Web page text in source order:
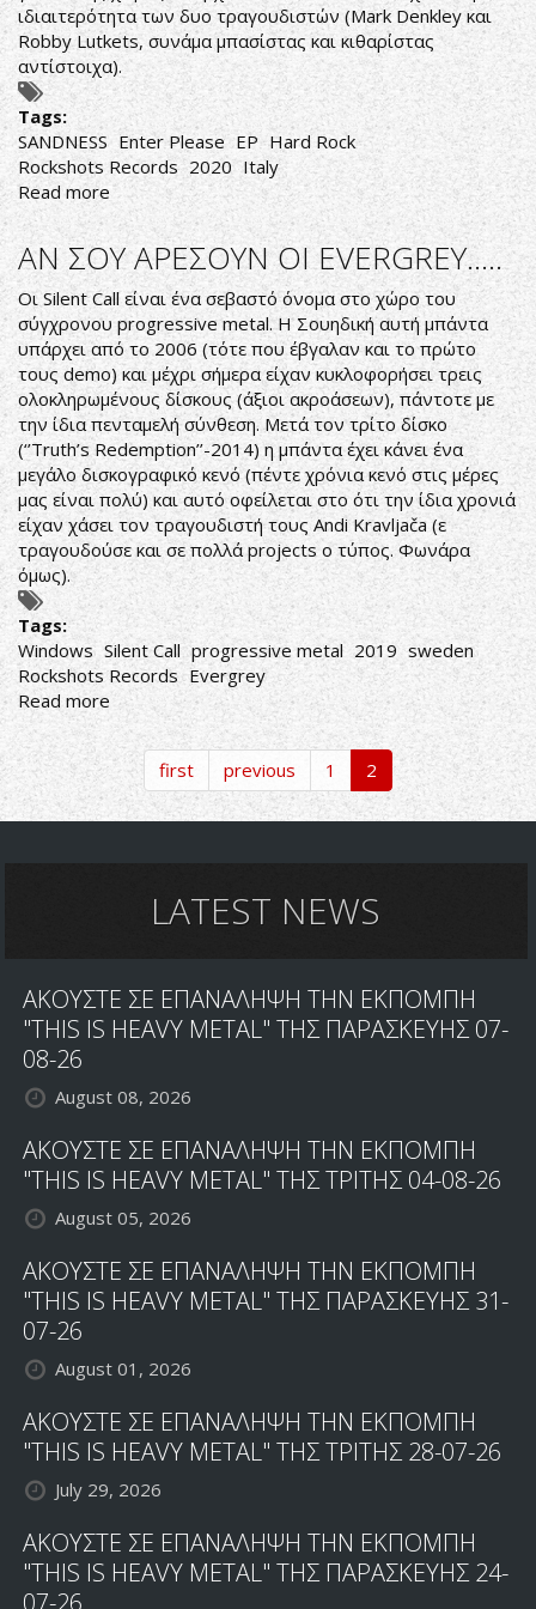
ιδιαιτερότητα των δυο τραγουδιστών (Mark Denkley και
Robby Lutkets, συνάμα μπασίστας και κιθαρίστας
αντίστοιχα).
Tags:
SANDNESS Enter Please EP Hard Rock
Rockshots Records 2020 Italy
Read more about
SANDNESS
–
Enter
Please
ΑΝ ΣΟΥ ΑΡΕΣΟΥΝ ΟΙ EVERGREY.....
Οι Silent Call είναι ένα σεβαστό όνομα στο χώρο του
σύγχρονου progressive metal. Η Σουηδική αυτή μπάντα
υπάρχει από το 2006 (τότε που έβγαλαν και το πρώτο
τους demo) και μέχρι σήμερα είχαν κυκλοφορήσει τρεις
ολοκληρωμένους δίσκους (άξιοι ακροάσεων), πάντοτε με
την ίδια πενταμελή σύνθεση. Μετά τον τρίτο δίσκο
(‘’Truth’s Redemption’’-2014) η μπάντα έχει κάνει ένα
μεγάλο δισκογραφικό κενό (πέντε χρόνια κενό στις μέρες
μας είναι πολύ) και αυτό οφείλεται στο ότι την ίδια χρονιά
είχαν χάσει τον τραγουδιστή τους Andi Kravljača (ε
τραγουδούσε και σε πολλά projects ο τύπος. Φωνάρα
όμως).
Tags:
Windows Silent Call progressive metal 2019 sweden
Rockshots Records Evergrey
Read more about
ΑΝ
ΣΟΥ
ΑΡΕΣΟΥΝ
ΟΙ
EVERGREY.....
first previous 1 2
LATEST NEWS
ΑΚΟΥΣΤΕ ΣΕ ΕΠΑΝΑΛΗΨΗ ΤΗΝ ΕΚΠΟΜΠΗ
"THIS IS HEAVY METAL" ΤΗΣ ΠΑΡΑΣΚΕΥΗΣ 07-
08-26
August 08, 2026
ΑΚΟΥΣΤΕ ΣΕ ΕΠΑΝΑΛΗΨΗ ΤΗΝ ΕΚΠΟΜΠΗ
"THIS IS HEAVY METAL" ΤΗΣ ΤΡΙΤΗΣ 04-08-26
August 05, 2026
ΑΚΟΥΣΤΕ ΣΕ ΕΠΑΝΑΛΗΨΗ ΤΗΝ ΕΚΠΟΜΠΗ
"THIS IS HEAVY METAL" ΤΗΣ ΠΑΡΑΣΚΕΥΗΣ 31-
07-26
August 01, 2026
ΑΚΟΥΣΤΕ ΣΕ ΕΠΑΝΑΛΗΨΗ ΤΗΝ ΕΚΠΟΜΠΗ
"THIS IS HEAVY METAL" ΤΗΣ ΤΡΙΤΗΣ 28-07-26
July 29, 2026
ΑΚΟΥΣΤΕ ΣΕ ΕΠΑΝΑΛΗΨΗ ΤΗΝ ΕΚΠΟΜΠΗ
"THIS IS HEAVY METAL" ΤΗΣ ΠΑΡΑΣΚΕΥΗΣ 24-
07-26